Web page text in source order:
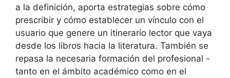
a la definición, aporta estrategias sobre cómo
prescribir y cómo establecer un vínculo con el
usuario que genere un itinerario lector que vaya
desde los libros hacia la literatura. También se
repasa la necesaria formación del profesional -
tanto en el ámbito académico como en el